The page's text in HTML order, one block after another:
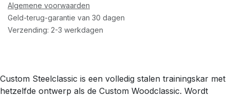
Algemene voorwaarden
Geld-terug-garantie van 30 dagen
Verzending: 2-3 werkdagen
Custom Steelclassic is een volledig stalen trainingskar met
hetzelfde ontwerp als de Custom Woodclassic. Wordt